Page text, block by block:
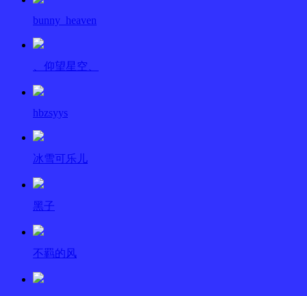
bunny_heaven
、仰望星空、
hbzsyys
冰雪可乐儿
黑子
不羁的风